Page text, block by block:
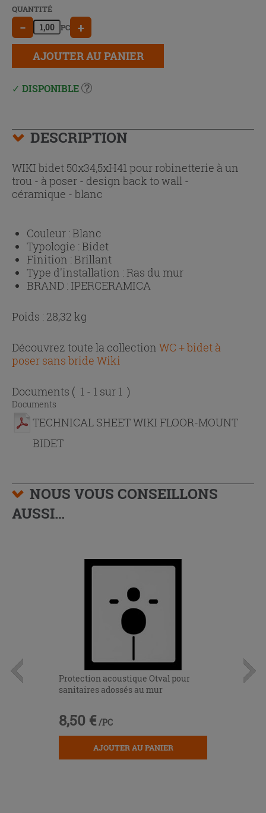
QUANTITÉ
− PC +
AJOUTER AU PANIER
DISPONIBLE
DESCRIPTION
WIKI bidet 50x34,5xH41 pour robinetterie à un
trou - à poser - design back to wall -
céramique - blanc
Couleur :Blanc
Typologie :Bidet
Finition :Brillant
Type d'installation :Ras du mur
BRAND : IPERCERAMICA
Poids : 28,32 kg
Découvrez toute la collection WC + bidet à
poser sans bride Wiki
Documents ( 1 - 1 sur 1 )
Documents
TECHNICAL SHEET WIKI FLOOR-MOUNT
BIDET
NOUS VOUS CONSEILLONS
AUSSI…
Protection acoustique Otval pour
sanitaires adossés au mur
8,50 € /PC
AJOUTER AU PANIER